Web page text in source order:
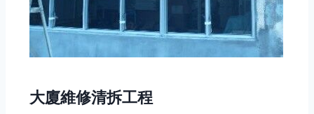
大廈維修清拆工程